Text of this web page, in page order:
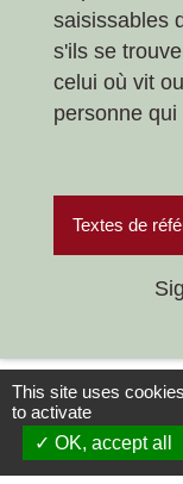
saisissables
s'ils se
celui où vit
personne
Textes de
This site uses
to activate
OK, accept all